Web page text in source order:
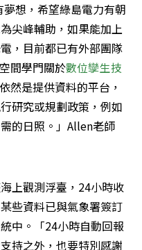
想，希望綠島電力有朝
尖峰輔助，如果能加上
，目前都已有外部團隊
間學門關於數位孿生技
然是提供資料的平台，
研究或規劃政策，例如
的日照。」Allen老師
上觀測浮臺，24小時收
些資料已與氣象署簽訂
中。「24小時自動回報
持之外，也要特別感謝